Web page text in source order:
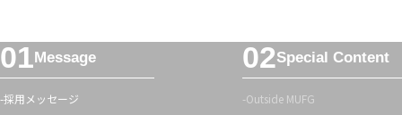
ッ
シ
ュ
フ
ッ
タ
Message
採用メッセージ
Special Content
Outside MUFG